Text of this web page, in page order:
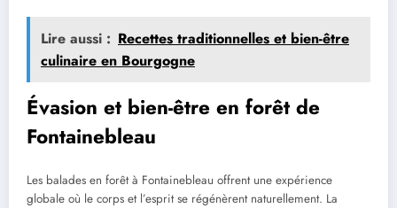
Lire aussi : Recettes traditionnelles et bien-être
culinaire en Bourgogne
Évasion et bien-être en forêt de
Fontainebleau
Les balades en forêt à Fontainebleau offrent une expérience
globale où le corps et l’esprit se régénèrent naturellement. La